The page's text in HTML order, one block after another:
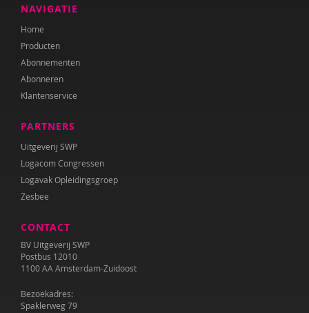
NAVIGATIE
Home
Producten
Abonnementen
Abonneren
Klantenservice
PARTNERS
Uitgeverij SWP
Logacom Congressen
Logavak Opleidingsgroep
Zesbee
CONTACT
BV Uitgeverij SWP
Postbus 12010
1100 AA Amsterdam-Zuidoost
Bezoekadres:
Spaklerweg 79